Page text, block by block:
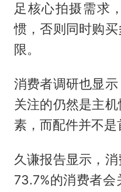
足核心拍摄需求
惯，否则同时购
限。
消费者调研也显
关注的仍然是主
素，而配件并不是
久谦报告显示，
73.7%的消费者